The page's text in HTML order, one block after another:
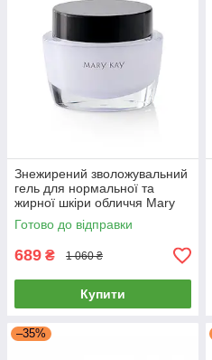
Знежирений зволожувальний
гель для нормальної та
жирної шкіри обличчя Mary
Kay Мері Кей
Готово до відправки
689 ₴ 1 060 ₴
Купити
–35%